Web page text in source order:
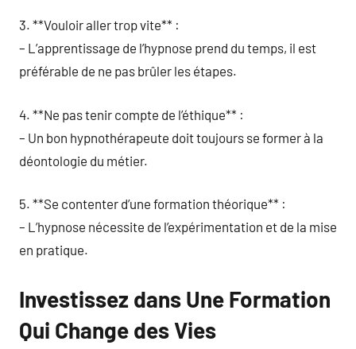
3. **Vouloir aller trop vite** :
– L’apprentissage de l’hypnose prend du temps, il est
préférable de ne pas brûler les étapes.
4. **Ne pas tenir compte de l’éthique** :
– Un bon hypnothérapeute doit toujours se former à la
déontologie du métier.
5. **Se contenter d’une formation théorique** :
– L’hypnose nécessite de l’expérimentation et de la mise
en pratique.
Investissez dans Une Formation
Qui Change des Vies